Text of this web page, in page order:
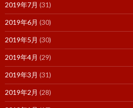
2019年7月 (31)
2019年6月 (30)
2019年5月 (30)
2019年4月 (29)
2019年3月 (31)
2019年2月 (28)